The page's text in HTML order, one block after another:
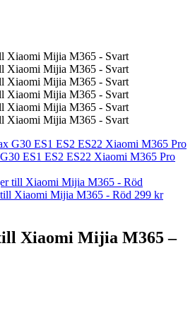
ES1 ES2 ES22 Xiaomi M365 Pro
Xiaomi Mijia M365 - Röd 299 kr
Xiaomi Mijia M365 –